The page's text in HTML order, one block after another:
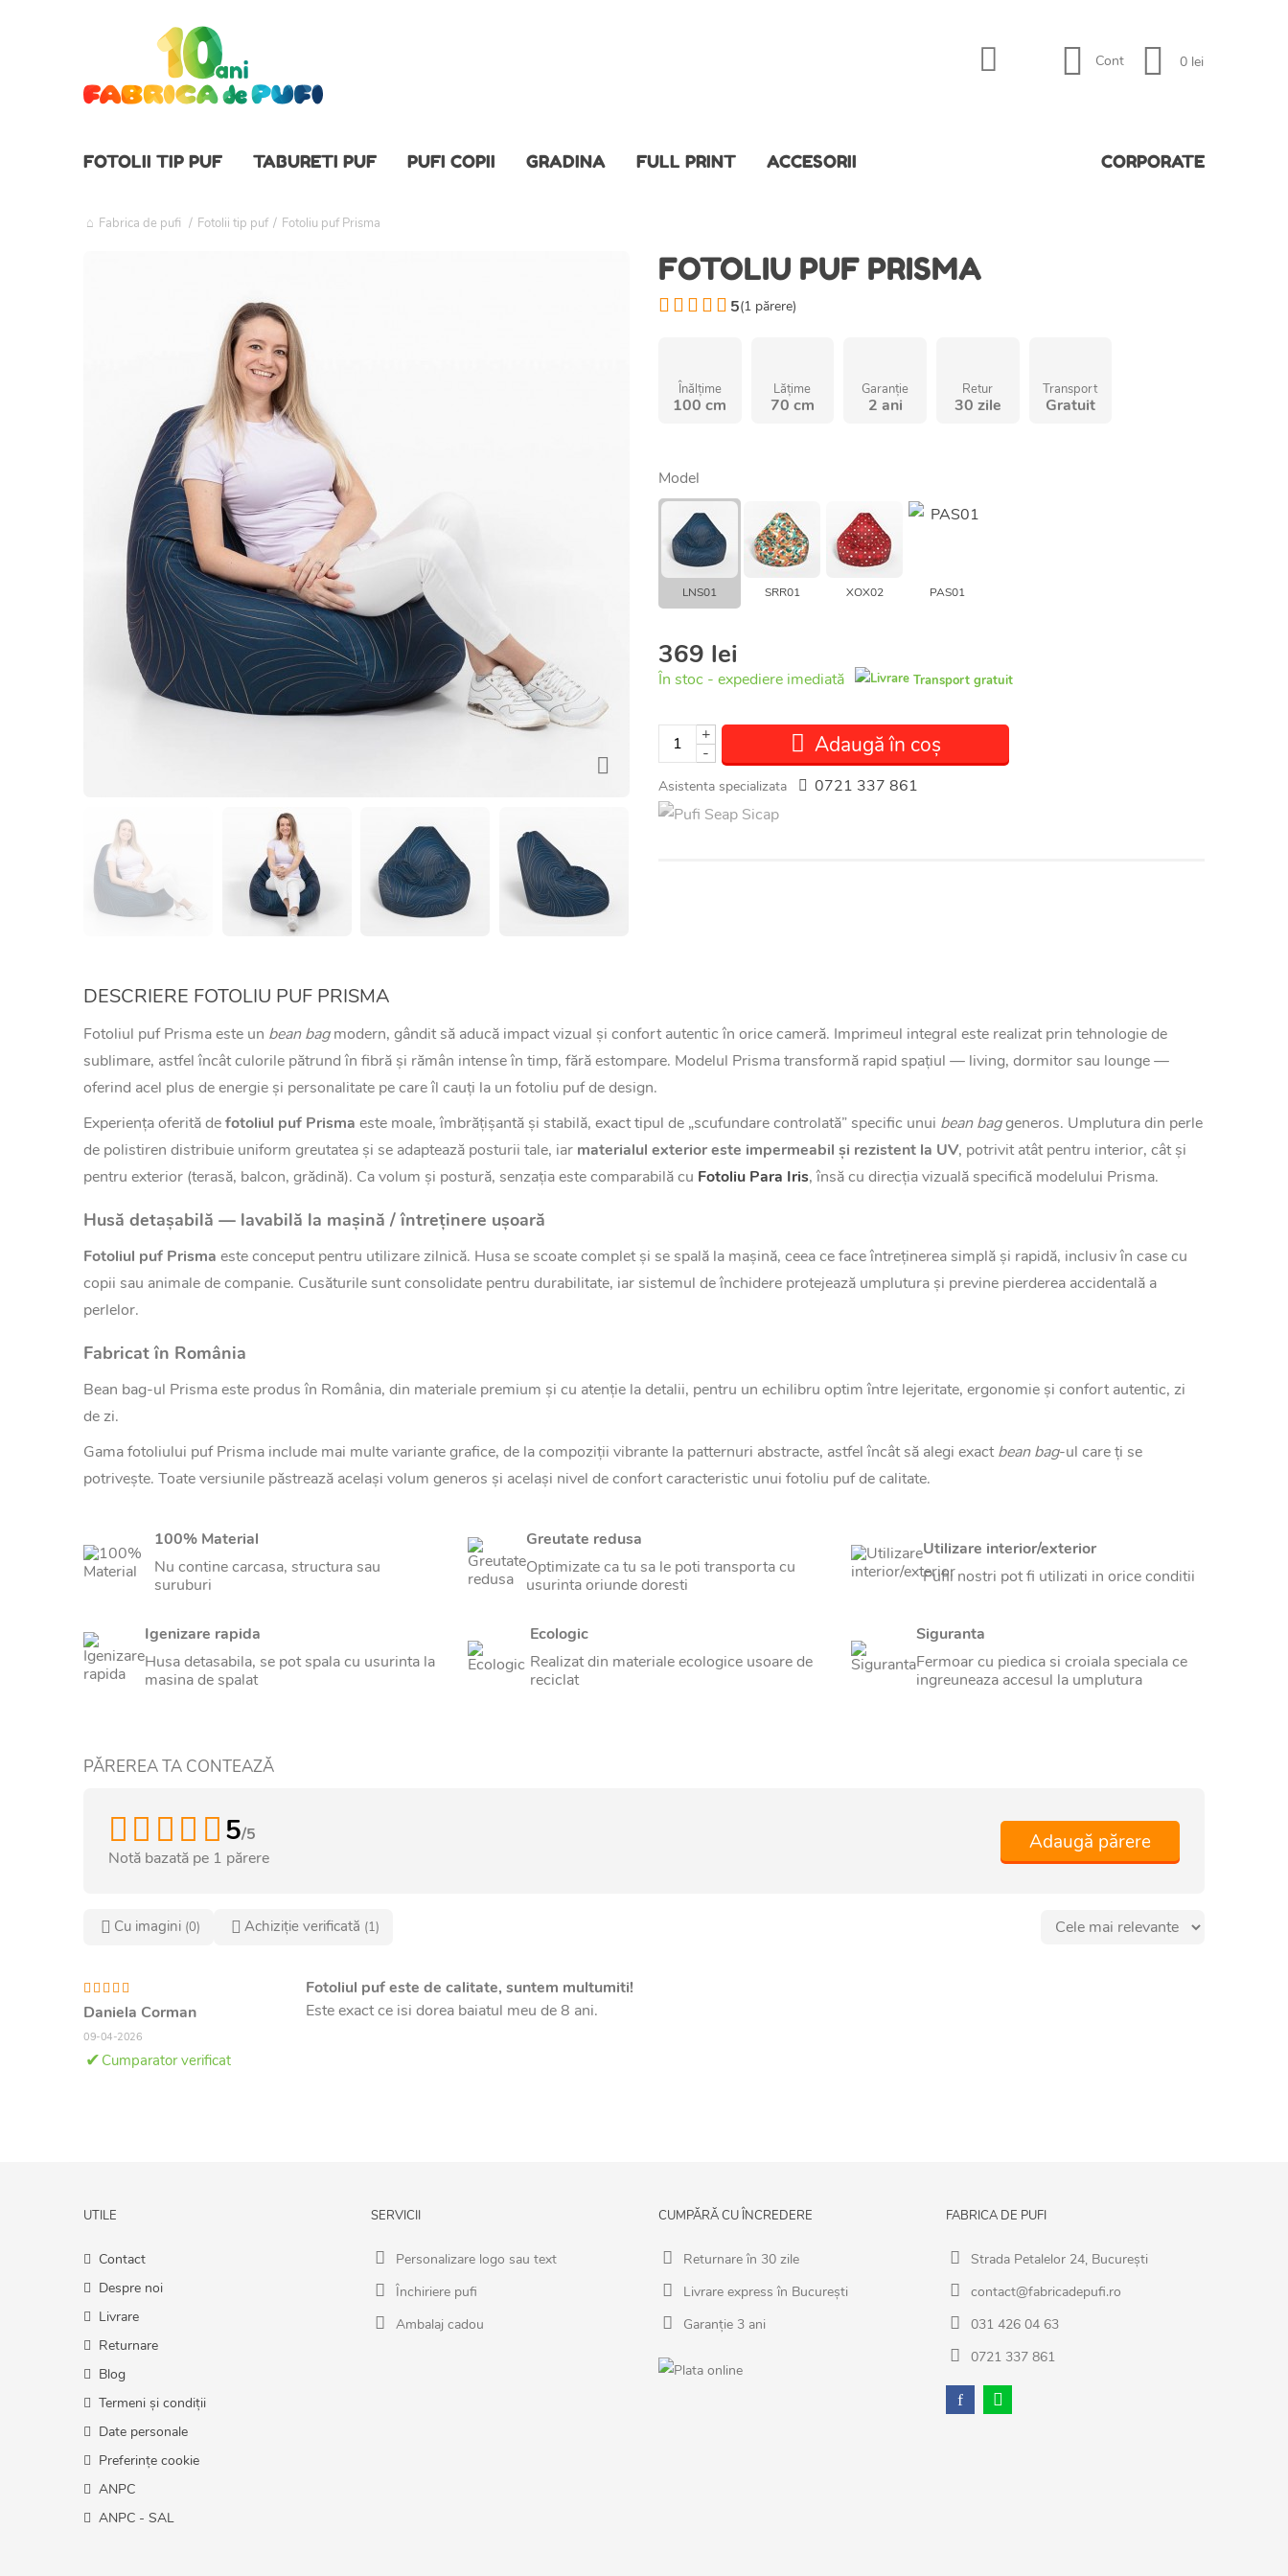
0 lei
Cont
FOTOLII TIP PUF TABURETI PUF PUFI COPII GRADINA FULL PRINT ACCESORII CORPORATE
Fabrica de pufi / Fotolii tip puf / Fotoliu puf Prisma
FOTOLIU PUF PRISMA
5(1 părere)
Înălțime
100 cm
Lățime
70 cm
Garanție
2 ani
Retur
30 zile
Transport
Gratuit
Model
LNS01 SRR01 XOX02 PAS01
369 lei
În stoc - expediere imediată Transport gratuit
-
+ Adaugă în coș
Asistenta specializata 0721 337 861
DESCRIERE FOTOLIU PUF PRISMA
Fotoliul puf Prisma este un bean bagmodern, gândit să aducă impact vizual și confort autentic în orice cameră. Imprimeul integral este realizat prin tehnologie de
sublimare, astfel încât culorile pătrund în fibră și rămân intense în timp, fără estompare. Modelul Prisma transformă rapid spațiul — living, dormitor sau lounge —
oferind acel plus de energie și personalitate pe care îl cauți la un fotoliu puf de design.
Experiența oferită defotoliul puf Prisma este moale, îmbrățișantă și stabilă, exact tipul de „scufundare controlată” specific unui bean baggeneros. Umplutura din perle
de polistiren distribuie uniform greutatea și se adaptează posturii tale, iar materialul exterior este impermeabil și rezistent la UV, potrivit atât pentru interior, cât și
pentru exterior (terasă, balcon, grădină). Ca volum și postură, senzația este comparabilă cu Fotoliu Para Iris, însă cu direcția vizuală specifică modelului Prisma.
Husă detașabilă — lavabilă la mașină / întreținere ușoară
Fotoliul puf Prisma este conceput pentru utilizare zilnică. Husa se scoate complet și se spală la mașină, ceea ce face întreținerea simplă și rapidă, inclusiv în case cu
copii sau animale de companie. Cusăturile sunt consolidate pentru durabilitate, iar sistemul de închidere protejează umplutura și previne pierderea accidentală a
perlelor.
Fabricat în România
Bean bag-ul Prisma este produs în România, din materiale premium și cu atenție la detalii, pentru un echilibru optim între lejeritate, ergonomie și confort autentic, zi
de zi.
Gama fotoliului puf Prisma include mai multe variante grafice, de la compoziții vibrante la patternuri abstracte, astfel încât să alegi exactbean bag-ul care ți se
potrivește. Toate versiunile păstrează același volum generos și același nivel de confort caracteristic unui fotoliu puf de calitate.
100% Material
Nu contine carcasa, structura sau
suruburi
Greutate redusa
Optimizate ca tu sa le poti transporta cu
usurinta oriunde doresti
Utilizare interior/exterior
Pufii nostri pot fi utilizati in orice conditii
Igenizare rapida
Husa detasabila, se pot spala cu usurinta la
masina de spalat
Ecologic
Realizat din materiale ecologice usoare de
reciclat
Siguranta
Fermoar cu piedica si croiala speciala ce
ingreuneaza accesul la umplutura
PĂREREA TA CONTEAZĂ
5/5
Notă bazată pe 1 părere
Adaugă părere
Cu imagini (0) Achiziție verificată (1)
Daniela Corman
09-04-2026
Cumparator verificat
Fotoliul puf este de calitate, suntem multumiti!
Este exact ce isi dorea baiatul meu de 8 ani.
UTILE
Contact
Despre noi
Livrare
Returnare
Blog
Termeni și condiții
Date personale
Preferințe cookie
ANPC
ANPC - SAL
SERVICII
Personalizare logo sau text
Închiriere pufi
Ambalaj cadou
CUMPĂRĂ CU ÎNCREDERE
Returnare în 30 zile
Livrare express în București
Garanție 3 ani
FABRICA DE PUFI
Strada Petalelor 24, București
contact@fabricadepufi.ro
031 426 04 63
0721 337 861